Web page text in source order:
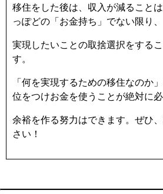
移住をした後は、収入が減ること
っぽどの「お金持ち」でない限り、
実現したいことの取捨選択をする
す。
「何を実現するための移住なのか
位をつけお金を使うことが絶対に必
余裕を作る努力はできます。ぜひ
さい！